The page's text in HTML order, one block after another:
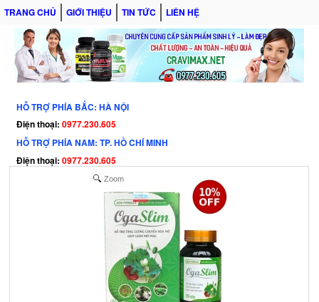
TRANG CHỦ GIỚI THIỆU TIN TỨC LIÊN HỆ
HỖ TRỢ PHÍA BẮC: HÀ NỘI
Điện thoại: 0977.230.605
HỖ TRỢ PHÍA NAM: TP. HỒ CHÍ MINH
Điện thoại: 0977.230.605
Zoom